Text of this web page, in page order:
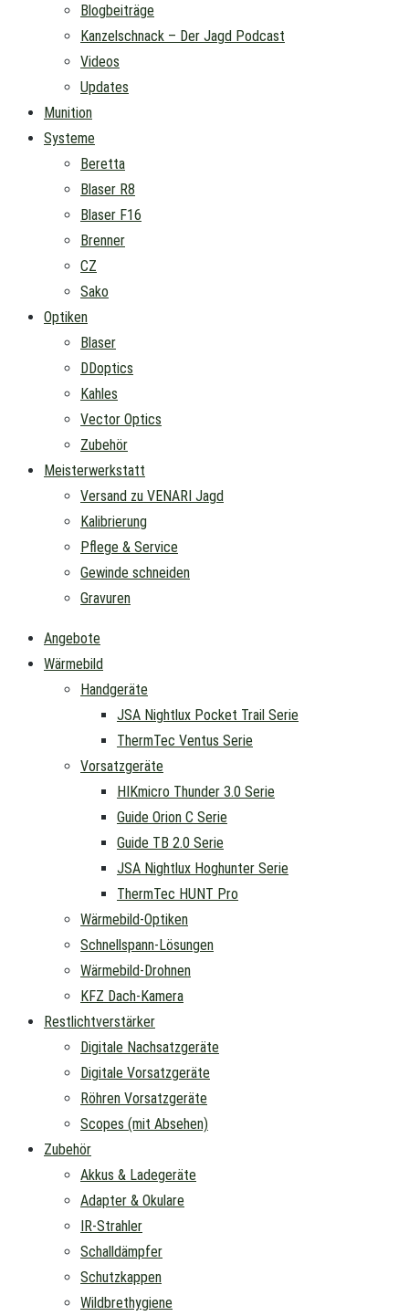
Blogbeiträge
Kanzelschnack – Der Jagd Podcast
Videos
Updates
Munition
Systeme
Beretta
Blaser R8
Blaser F16
Brenner
CZ
Sako
Optiken
Blaser
DDoptics
Kahles
Vector Optics
Zubehör
Meisterwerkstatt
Versand zu VENARI Jagd
Kalibrierung
Pflege & Service
Gewinde schneiden
Gravuren
Angebote
Wärmebild
Handgeräte
JSA Nightlux Pocket Trail Serie
ThermTec Ventus Serie
Vorsatzgeräte
HIKmicro Thunder 3.0 Serie
Guide Orion C Serie
Guide TB 2.0 Serie
JSA Nightlux Hoghunter Serie
ThermTec HUNT Pro
Wärmebild-Optiken
Schnellspann-Lösungen
Wärmebild-Drohnen
KFZ Dach-Kamera
Restlichtverstärker
Digitale Nachsatzgeräte
Digitale Vorsatzgeräte
Röhren Vorsatzgeräte
Scopes (mit Absehen)
Zubehör
Akkus & Ladegeräte
Adapter & Okulare
IR-Strahler
Schalldämpfer
Schutzkappen
Wildbrethygiene